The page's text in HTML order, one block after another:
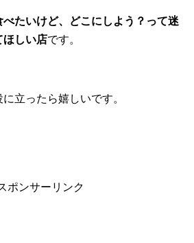
べたいけど、どこにしよう？って迷
ほしい店です。
立ったら嬉しいです。
ポンサーリンク